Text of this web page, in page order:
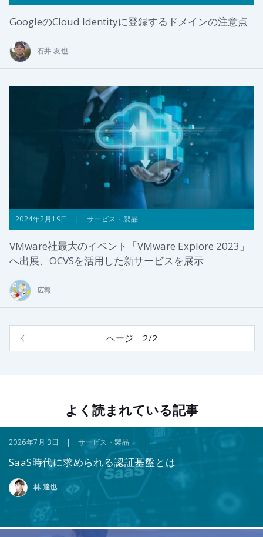
GoogleのCloud Identityに登録するドメインの注意点
石井 友也
2024年2月19日 | サービス・製品
VMware社最大のイベント「VMware Explore 2023」
へ出展、OCVSを活用した新サービスを展示
広報
ページ 2/2
よく読まれている記事
2026年7月 3日 | サービス・製品
SaaS時代に求められる認証基盤とは
林 達也